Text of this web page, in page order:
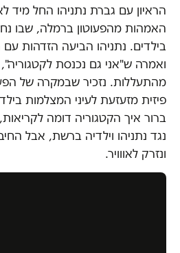
הראיון עם גברת נתניהו החל מיד
האמהות מהפעוטון ברמלה, שבו
בילדים. נתניהו הביעה הזדהות
ואמרה ש"אני גם נכנסת
מהתעללות. נזכיר שבמקרה של
פיזית מזעזעת לעיני המצלמות
ברור איך הקטגוריה דומה
נגד נתניהו וילדיה ברשת, אבל
ונזרק לאווויר.